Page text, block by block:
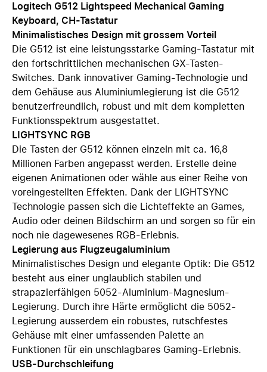
Logitech G512 Lightspeed Mechanical Gaming
Keyboard, CH-Tastatur
Minimalistisches Design mit grossem Vorteil
Die G512 ist eine leistungsstarke Gaming-Tastatur mit
den fortschrittlichen mechanischen GX-Tasten-
Switches. Dank innovativer Gaming-Technologie und
dem Gehäuse aus Aluminiumlegierung ist die G512
benutzerfreundlich, robust und mit dem kompletten
Funktionsspektrum ausgestattet.
LIGHTSYNC RGB
Die Tasten der G512 können einzeln mit ca. 16,8
Millionen Farben angepasst werden. Erstelle deine
eigenen Animationen oder wähle aus einer Reihe von
voreingestellten Effekten. Dank der LIGHTSYNC
Technologie passen sich die Lichteffekte an Games,
Audio oder deinen Bildschirm an und sorgen so für ein
noch nie dagewesenes RGB-Erlebnis.
Legierung aus Flugzeugaluminium
Minimalistisches Design und elegante Optik: Die G512
besteht aus einer unglaublich stabilen und
strapazierfähigen 5052-Aluminium-Magnesium-
Legierung. Durch ihre Härte ermöglicht die 5052-
Legierung ausserdem ein robustes, rutschfestes
Gehäuse mit einer umfassenden Palette an
Funktionen für ein unschlagbares Gaming-Erlebnis.
USB-Durchschleifung